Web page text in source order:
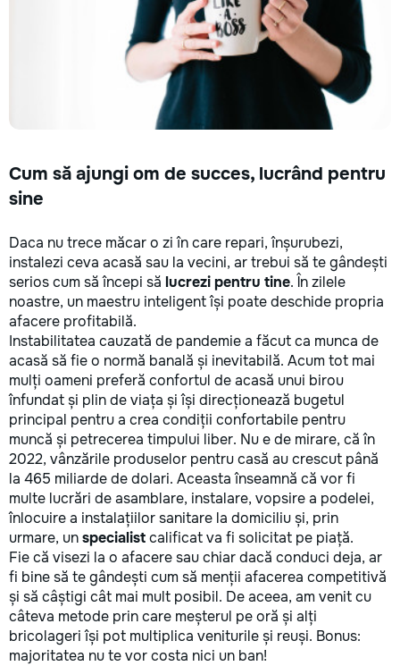
reparație veți rămâne cu schema
comunicațiilor ascunse și
fotografiile tuturor etapelor
importante. Curățenie
profesională Predăm
apartamentul complet pregătit
pentru locuit – curat, fără praf și
fără deșeuri de construcție.
materiale: Prețurile depind de țara
producătorului, brand, colecție și
categoria produsului. Gresie
lei/m² Laminat – de la 180–450+
lei/m² Materiale pentru lucrări
brute – de la 1 500–2 500 lei/m²
de apartament Uși interioare – de
la 2 500–7 000+ lei/set Tavan
extensibil – de la 120–200 lei/m²
Calitatea noastră – confortul
dumneavoastră! Realizăm
interiorul cât mai aproape posibil
de proiectul de design, cu atenție
la fiecare detaliu. Contactați-ne
pentru o consultație gratuită și un
deviz fără obligații: 069 376 542
+373 603 31 178 Viber | WhatsApp
| Telegram Disponibili zilnic pentru
consultații și programări. Deviz
gratuit Consultanță profesională
Soluții pentru orice buget
Reparații executate la timp și cu
responsabilitate. Transformăm
ideile în locuințe confortabile,
moderne și funcționale! Calitatea
noastră – liniștea și confortul
dumneavoastră!
✔ Обучение
Бесплатный
Cum să ajungi om de succes, lucrând pentru
sine
Daca nu trece măcar o zi în care repari, înșurubezi,
instalezi ceva acasă sau la vecini, ar trebui să te gândești
serios cum să începi să lucrezi pentru tine. În zilele
noastre, un maestru inteligent își poate deschide propria
afacere profitabilă.
Instabilitatea cauzată de pandemie a făcut ca munca de
acasă să fie o normă banală și inevitabilă. Acum tot mai
mulți oameni preferă confortul de acasă unui birou
înfundat și plin de viața și își direcționează bugetul
principal pentru a crea condiții confortabile pentru
muncă și petrecerea timpului liber. Nu e de mirare, că în
2022, vânzările produselor pentru casă au crescut până
la 465 miliarde de dolari. Aceasta înseamnă că vor fi
multe lucrări de asamblare, instalare, vopsire a podelei,
înlocuire a instalațiilor sanitare la domiciliu și, prin
urmare, unspecialistcalificat va fi solicitat pe piață.
Fie că visezi la o afacere sau chiar dacă conduci deja, ar
fi bine să te gândești cum să menții afacerea competitivă
și să câștigi cât mai mult posibil. De aceea, am venit cu
câteva metode prin care meșterul pe oră și alți
bricolageri își pot multiplica veniturile și reuși. Bonus:
majoritatea nu te vor costa nici un ban!